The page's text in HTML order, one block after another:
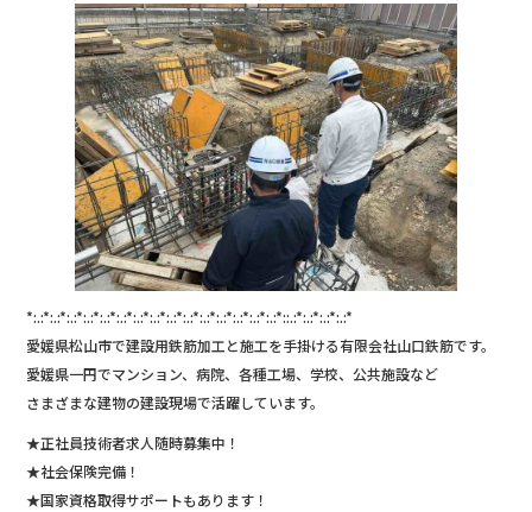
*:.:*:.:*:.:*:.:*:.:*:.:*:.:*:.:*:.:*:.:*:.:*:.:*:.:*:.:*:.:*::.:*:.:*:.:*:.:*
愛媛県松山市で建設用鉄筋加工と施工を手掛ける有限会社山口鉄筋です。
愛媛県一円でマンション、病院、各種工場、学校、公共施設など
さまざまな建物の建設現場で活躍しています。
★正社員技術者求人随時募集中！
★社会保険完備！
★国家資格取得サポートもあります！